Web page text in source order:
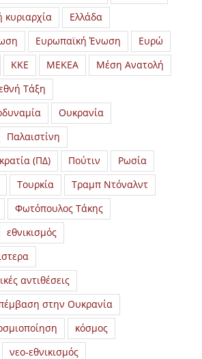
κυριαρχία
Ελλάδα
Ευρωπαϊκή Ένωση
Ευρώ
ΚΚΕ ΜΕΚΕΑ
Μέση Ανατολή
Τάξη
Ουκρανία
Παλαιστίνη
(ΠΔ)
Πούτιν
Ρωσία
Τουρκία
Τραμπ Ντόναλντ
Φωτόπουλος Τάκης
εθνικισμός
αντιθέσεις
στην Ουκρανία
κόσμος
νεο-εθνικισμός